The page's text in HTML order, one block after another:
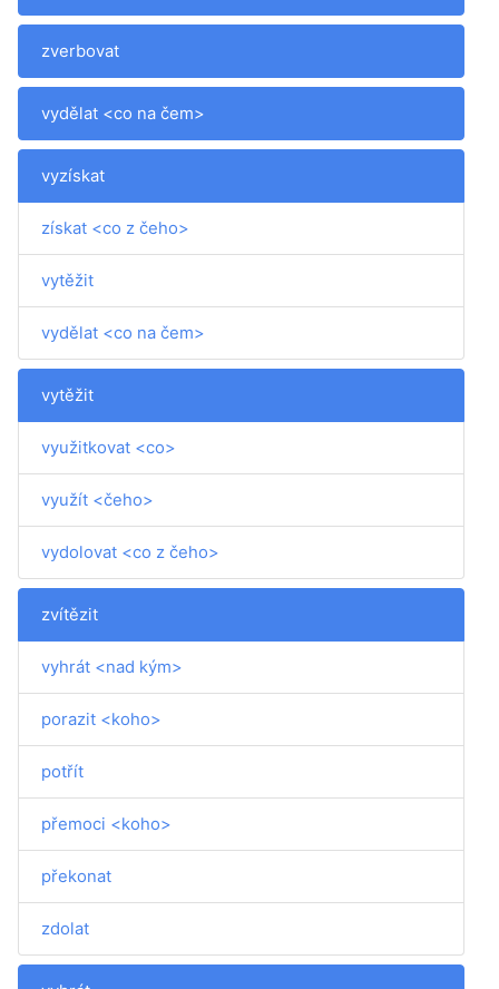
zverbovat
vydělat <co na čem>
vyzískat
získat <co z čeho>
vytěžit
vydělat <co na čem>
vytěžit
využitkovat <co>
využít <čeho>
vydolovat <co z čeho>
zvítězit
vyhrát <nad kým>
porazit <koho>
potřít
přemoci <koho>
překonat
zdolat